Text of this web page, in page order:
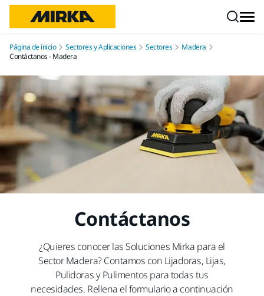
Página de inicio Sectores y Aplicaciones Sectores
Madera
Contáctanos - Madera
Contáctanos
¿Quieres conocer las Soluciones Mirka para el
Sector Madera? Contamos con Lijadoras, Lijas,
Pulidoras y Pulimentos para todas tus
necesidades. Rellena el formulario a continuación